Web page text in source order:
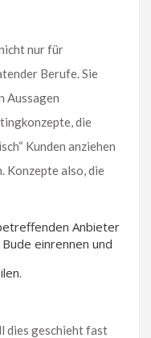
nur für
Berufe. Sie
Aussagen
die
Kunden anziehen
Konzepte also, die
Anbieter
einrennen und
dies geschieht fast